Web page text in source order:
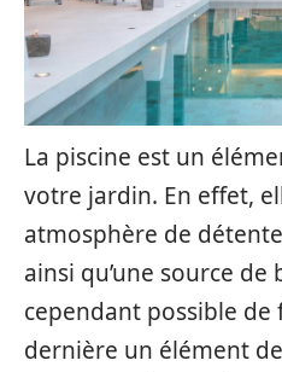
La piscine est un
votre jardin. En effet,
atmosphère de
ainsi qu’une source de
cependant possible de
dernière un élément